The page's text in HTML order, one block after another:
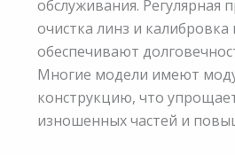
обслуживания. Регулярная
очистка линз и
обеспечивают
Многие модели имеют
конструкцию, что
изношенных частей и